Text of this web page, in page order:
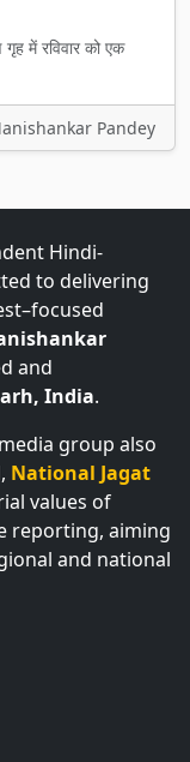
में रविवार को एक
Pandey
Hindi-
to delivering
and
India.
group also
National Jagat
values of
reporting, aiming
and national